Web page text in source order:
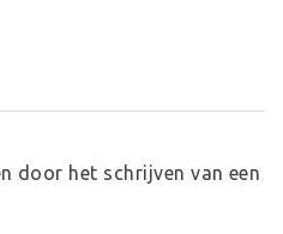
door het schrijven van een